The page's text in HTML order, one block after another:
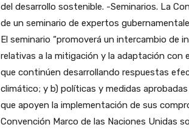
del desarrollo sostenible. -Seminarios. La
de un seminario de expertos
El seminario “promoverá un intercambio de
relativas a la mitigación y la adaptación con
que continúen desarrollando respuestas
climático; y b) políticas y medidas
que apoyen la implementación de sus
Convención Marco de las Naciones Unidas